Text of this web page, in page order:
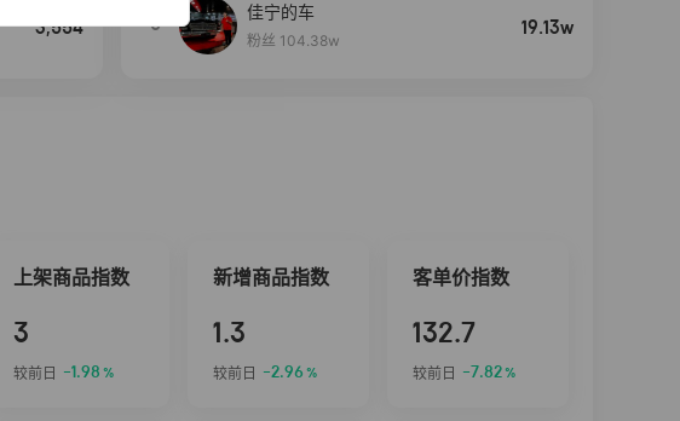
3,554 5
佳宁的车
粉丝 104.38w
19.13w
上架商品指数
3
较前日 -1.98 %
新增商品指数
1.3
较前日 -2.96 %
客单价指数
132.7
较前日 -7.82%